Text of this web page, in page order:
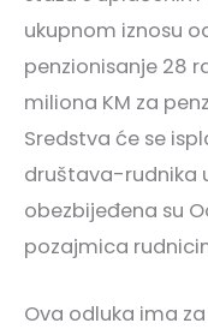
ukupnom iznosu
penzionisanje 28
miliona KM za
Sredstva će se
društava-rudnika
obezbijeđena su
pozajmica
Ova odluka ima